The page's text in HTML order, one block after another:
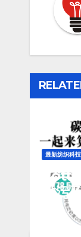
最新纺织科技
排污
与测算
J 7 月,